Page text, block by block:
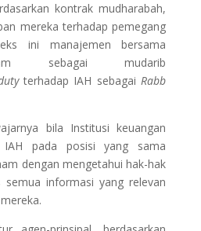
kontrak mudharabah,
mereka terhadap pemegang
ini manajemen bersama
sebagai mudarib
terhadap IAH sebagaiRabb
bila Institusi keuangan
IAH pada posisi yang sama
dengan mengetahui hak-hak
semua informasi yang relevan